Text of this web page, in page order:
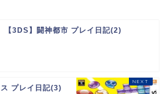
【3DS】闘神都市 プレイ日記(2)
プレイ日記(3)